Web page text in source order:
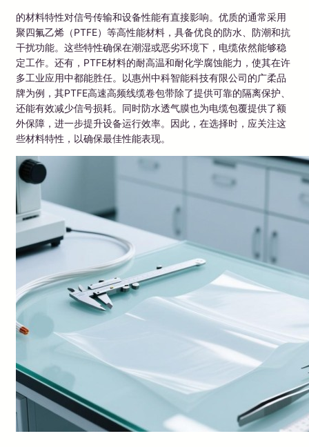
的材料特性对信号传输和设备性能有直接影响。优质的通常采用
聚四氟乙烯（PTFE）等高性能材料，具备优良的防水、防潮和抗
干扰功能。这些特性确保在潮湿或恶劣环境下，电缆依然能够稳
定工作。还有，PTFE材料的耐高温和耐化学腐蚀能力，使其在许
多工业应用中都能胜任。以惠州中科智能科技有限公司的广柔品
牌为例，其PTFE高速高频线缆卷包带除了提供可靠的隔离保护、
还能有效减少信号损耗。同时防水透气膜也为电缆包覆提供了额
外保障，进一步提升设备运行效率。因此，在选择时，应关注这
些材料特性，以确保最佳性能表现。